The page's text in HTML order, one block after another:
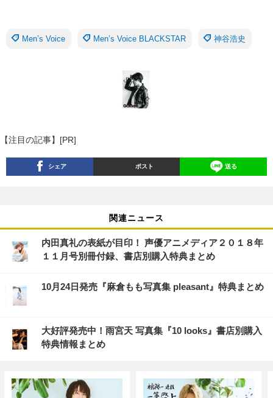
Men’s Voice Men’s Voice BLACKSTAR 神谷浩史
【注目の記事】[PR]
シェア ポスト 送る
関連ニュース
内田真礼の表紙が目印！ 声優アニメディア２０１８年
１１月号別冊付録、書店別購入特典まとめ
10月24日発売『麻倉もも写真集 pleasant』特典まとめ
大好評発売中！雨宮天 写真集『10 looks』書店別購入
特典情報まとめ